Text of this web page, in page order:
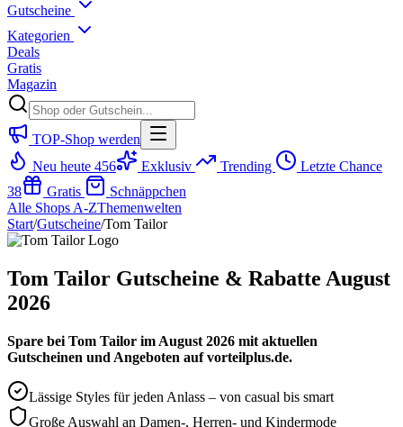
Gutscheine
Kategorien
Deals
Gratis
Magazin
TOP-Shop werden
Neu heute 456 Exklusiv Trending
Letzte Chance
38
Gratis
Schnäppchen
Alle Shops A-ZThemenwelten
Start/Gutscheine/Tom Tailor
Tom Tailor Gutscheine & Rabatte August
2026
Spare bei Tom Tailor im August 2026 mit aktuellen
Gutscheinen und Angeboten auf vorteilplus.de.
Lässige Styles für jeden Anlass – von casual bis smart
Große Auswahl an Damen-, Herren- und Kindermode